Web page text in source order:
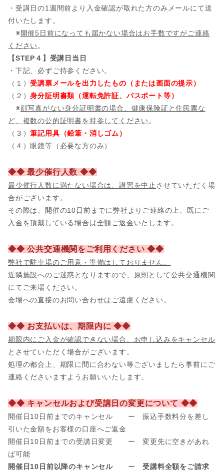
・受講日の1週間前より入金確認が取れた方のみメールにて送
付いたします。
※開催5日前になっても届かない場合はお手数ですがご連絡
ください 。
【STEP４】受講日当日
・下記、必ずご持参ください。
（１）受講票メールを出力したもの（または画面の提示）
（２）身分証明書類（運転免許証、パスポート等）
※顔写真がない身分証明書の場合、健康保険証と住民票な
ど、複数の公的証明書を持参してください 。
（３）筆記用具（鉛筆・消しゴム）
（４）眼鏡等（必要な方のみ）
◆◆ 最少催行人数 ◆◆
最少催行人数に満たない場合は、講習を中止 させていただく場
合がございます。
その際は、開催の10日前までに弊社よりご連絡の上、既にご
入金を頂戴している場合は全額ご返金いたします。
◆◆ 公共交通機関をご利用ください ◆◆
弊社で駐車場のご用意・準備はしておりません。
近隣施設へのご迷惑となりますので、原則として公共交通機関
にてご来場ください。
会場への直接のお問い合わせはご遠慮ください。
◆◆ お支払いは、期限内に ◆◆
期限内にご入金が確認できない場合、お申し込みをキャンセル
とさせていただく場合がございます。
処理の都合上、期限に間に合わない等ございましたら事前にご
連絡くださいますようお願いいたします。
◆◆ キャンセルおよび受講日の変更について ◆◆
開催日10日前までのキャンセル ー 振込手数料分を差し
引いた金額をお客様の口座へご返金
開催日10日前までの受講日変更 ー 変更先に空きがあれ
ば可能
開催日10日前以降のキャンセル ー受講料全額をご請求